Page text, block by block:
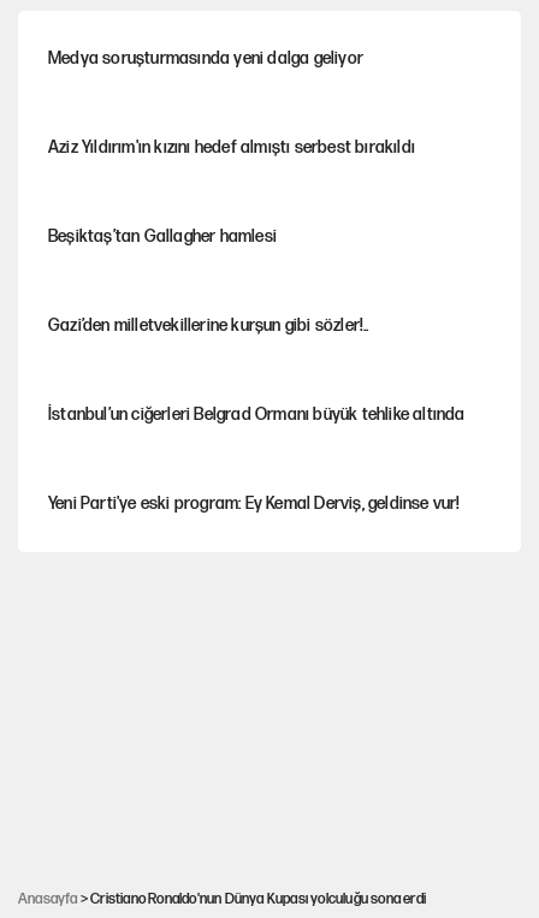
Medya soruşturmasında yeni dalga geliyor
Aziz Yıldırım'ın kızını hedef almıştı serbest bırakıldı
Beşiktaş’tan Gallagher hamlesi
Gazi’den milletvekillerine kurşun gibi sözler!..
İstanbul’un ciğerleri Belgrad Ormanı büyük tehlike altında
Yeni Parti'ye eski program: Ey Kemal Derviş, geldinse vur!
Anasayfa > Cristiano Ronaldo'nun Dünya Kupası yolculuğu sona erdi